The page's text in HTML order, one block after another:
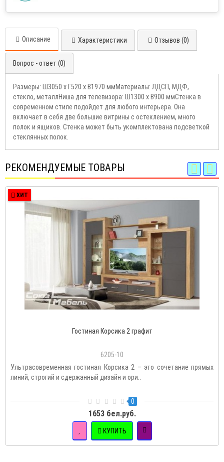
Описание Характеристики Отзывов (0)
Вопрос - ответ (0)
Размеры: Ш3050 х Г520 х В1970 ммМатериалы: ЛДСП, МДФ,
стекло, металлНиша для телевизора: Ш1300 х В900 ммСтенка в
современном стиле подойдет для любого интерьера. Она
включает в себя две большие витрины с остеклением, много
полок и ящиков. Стенка может быть укомплектована подсветкой
стеклянных полок.
РЕКОМЕНДУЕМЫЕ ТОВАРЫ
ХИТ
Гостиная Корсика 2 графит
6205-10
Ультрасовременная гостиная Корсика 2 – это сочетание прямых
линий, строгий и сдержанный дизайн и ори..
0
1653 бел.руб.
КУПИТЬ